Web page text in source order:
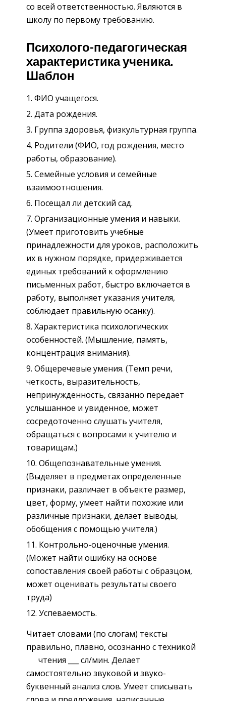
со всей ответственностью. Являются в
школу по первому требованию.
Психолого-педагогическая
характеристика ученика.
Шаблон
ФИО учащегося.
Дата рождения.
Группа здоровья, физкультурная группа.
Родители (ФИО, год рождения, место
работы, образование).
Семейные условия и семейные
взаимоотношения.
Посещал ли детский сад.
Организационные умения и навыки.
(Умеет приготовить учебные
принадлежности для уроков, расположить
их в нужном порядке, придерживается
единых требований к оформлению
письменных работ, быстро включается в
работу, выполняет указания учителя,
соблюдает правильную осанку).
Характеристика психологических
особенностей. (Мышление, память,
концентрация внимания).
Общеречевые умения. (Темп речи,
четкость, выразительность,
непринужденность, связанно передает
услышанное и увиденное, может
сосредоточенно слушать учителя,
обращаться с вопросами к учителю и
товарищам.)
Общепознавательные умения.
(Выделяет в предметах определенные
признаки, различает в объекте размер,
цвет, форму, умеет найти похожие или
различные признаки, делает выводы,
обобщения с помощью учителя.)
Контрольно-оценочные умения.
(Может найти ошибку на основе
сопоставления своей работы с образцом,
может оценивать результаты своего
труда)
Успеваемость.
Читает словами (по слогам) тексты
правильно, плавно, осознанно с техникой
чтения ___ сл/мин. Делает
самостоятельно звуковой и звуко-
буквенный анализ слов. Умеет списывать